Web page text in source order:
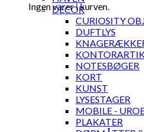
Ingen varer i kurven.
DECOR
CURIOSITY
DUFTLYS
NOTESBØGER
KORT
KUNST
LYSESTAGER
MOBILE -
PLAKATER